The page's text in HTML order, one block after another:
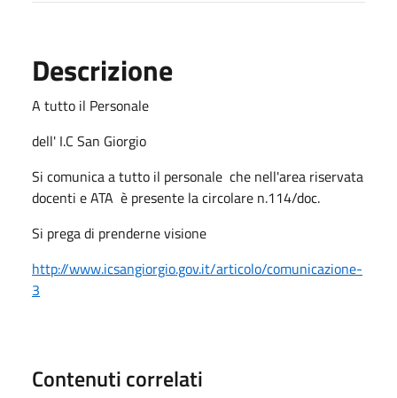
Descrizione
A tutto il Personale
dell' I.C San Giorgio
Si comunica a tutto il personale che nell'area riservata
docenti e ATA è presente la circolare n.114/doc.
Si prega di prenderne visione
http://www.icsangiorgio.gov.it/articolo/comunicazione-
3
Contenuti correlati